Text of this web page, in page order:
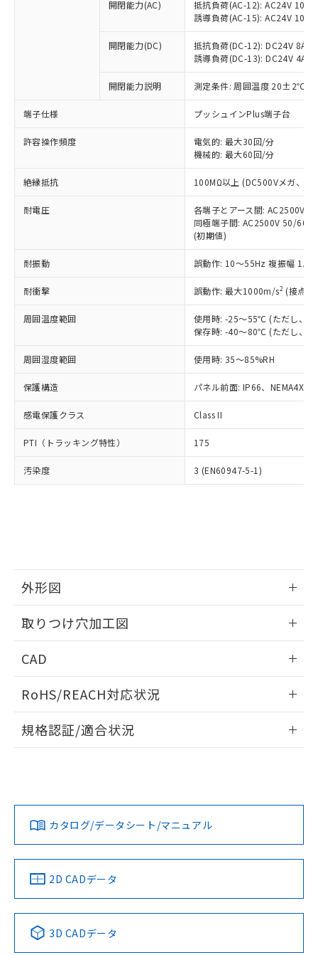
開閉能力(AC)
抵抗負荷(AC-12): AC24V 10A/
誘導負荷(AC-15): AC24V
開閉能力(DC)
抵抗負荷(DC-12): DC24V 8A/
誘導負荷(DC-13): DC24V 4A/
開閉能力説明 測定条件: 周囲温度 20±2℃、
端子仕様 プッシュインPlus端子台
許容操作頻度
電気的: 最大30回/分
機械的: 最大60回/分
絶縁抵抗 100MΩ以上 (DC500Vメガ、点
耐電圧
各端子とアース間: AC2500V
同極端子間: AC2500V 50/
(初期値)
耐振動 誤動作: 10～55Hz 複振幅
耐衝撃 誤動作: 最大1000m/s2 (接点
周囲温度範囲
使用時: -25～55℃ (ただし、氷
保存時: -40～80℃ (ただし、氷
周囲湿度範囲 使用時: 35～85%RH
保護構造 パネル前面: IP66、NEMA4X,
感電保護クラス Class II
PTI（トラッキング特性） 175
汚染度 3 (EN60947-5-1)
外形図
取りつけ穴加工図
CAD
ドすることができます。
ログイン/会員登録
ダウンロードデータをご利用いただく前に、以下を必ずお読
みください。
ソフトウェアの使用条件
RoHS/REACH対応状況
EU RoHS 注意事項・凡例
対応済み
中国 RoHS 注意事項・凡例
Pb Hg Cd Cr(VI)
規格認証/適合状況
カタログ/データシート/マニュアル
2D CADデータ
3D CADデータ
本サービスの対象外となる商品もある
ことをご了承ください。
在庫状況および標準価格照会結果は、
記載している更新日時点での社内デー
タに基づき作成されるものであり、閲
覧された時点での実際の在庫および標
正式な納期状況および標準価格はお客
様のお取引先、またはお客様担当のオ
ムロン制御機器販売店・当社販売員に
オムロン制御機器販売店や当社販売拠
販売ネットワーク
」をご確認
在庫状況および標準価格結果を当社の
示しないようお願いします。
マイパーツ機能（部品リスト作成サー
ビス）をご利用いただくには、I-Web
メンバーズにご登録されている必要が
お客様が当ウェブサイト上で当社にご
登録された部品リストについて、当社
および当社の共同利用者が、当社の製
品・サービスに関するお客様との取
引・商談に必要な範囲で利用すること
をご了承ください。
の共同利用に関して"
の「1.共同利
用者の範囲」に記載されている法人を
仕入先様の事情により、非含有部品として
いたものが、含有品と判明した場合などや
むを得ず変更することがあります。
ミウム(Cd) 100ppm以下、
六価クロム(Cr(Ⅵ)) 1000ppm以下、ポリ臭化ビフェニル
類(PBB) 1000ppm以下、ポリ臭化ジフェニルエーテル類
(PBDE) 1000ppm以下、フタル酸ビス(2-エチルヘキシ
ルベンジル（BBP） 1000ppm以下、フタル酸ジブチル
（DBP） 1000ppm以下、フタル酸ジイソブチル
適用除外項目は除く。
フタル酸エステル類の４物質については閾値を超える意
図的な使用がないことを確認しています。
部品在庫の切り替え状況などにより、予定
月が前後することがあります。
※3 非含有証明書ダウンロード
下記の非含有証明書をダウンロードするこ
EU RoHS指令（10物質）の非含有証明書
51物質の非含有証明書（当社基準）
※本証明書は発行日時点で非含有を証明す
るもので、過去に遡って非含有を証明する
ものではありません。
り、2022年1月12日より割愛しておりま
す。
「×」：最大均質材料含有率が中国RoHSの
基準値を超えていることを示します。
「－」：未確認です。当社販売部門へお問
い合わせください。
*中国RoHS10物質の基準値 (GB/T26572)：
Pb(鉛) :1000ppm、 Hg(水銀) : 1000ppm、 Cd(カドミウ
Cr(Ⅵ)(六価クロム) : 1000ppm、 PBBs(ポリ臭化ビフェ
DBP(フタル酸ジブチル) : 1000ppm、 DIBP(フタル酸ジ
イソブチル) : 1000ppm、 BBP(フタル酸ブチルベンジ
DEHP(フタル酸ビス(2-エチルヘキシル)) : 1000ppm
「ｅ」：有害物質（10物質）のすべてが基
準値以下であることを示します。
「10」：通常の使用状況下において有害物
質が外部に漏えいし、環境に深刻な影響を
及ぼさない年数を意味します。
「－」：未確認です。当社販売部門へお問
当社は、これら貴社製品のうち、外国
為替および外国貿易法に定める商品
（以下｢規制貨物等」という）を輸出
または国外への提供する場合は、日本
国政府の輸出許可(または役務取引許
可)を取得するなどの必要な手続きを
当社は規制貨物を破棄する場合は、完
全に破砕するなど、違法に輸出されな
いよう必要な手段を講じます。
当社は貴社製品を、核兵器、ミサイ
ル、化学兵器、生物兵器またはその他
武器並びにこれらの製造装置等に一切
当社は、貴社製品を第三者に販売する
場合は、上記1、2および3の内容を当
該第三者に通知します。また当社は、
販売先および販売に係わる関係者が違
法に輸出するおそれがある場合は、取
キャンセル
一定数以上の在庫あり
一定数には満たないが在庫あり
在庫なし(最新の在庫状況につ
いては、お客様のお取引先、ま
たはお客様担当のオムロン制御
機器販売店・当社販売員にご確
受注生産機種、また在庫状況の
情報を公開していない機種